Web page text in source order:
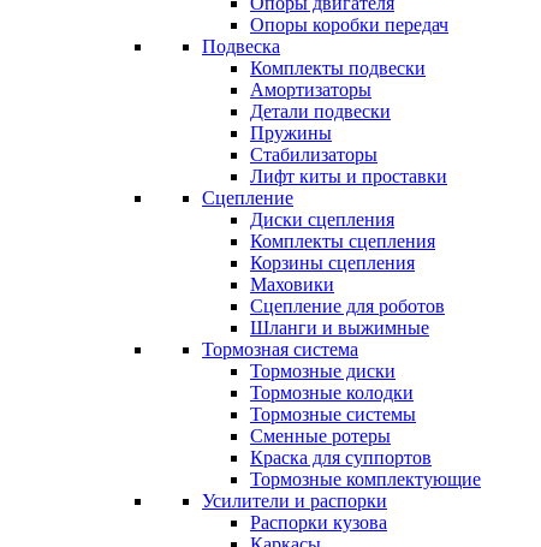
Опоры коробки передач
Подвеска
Комплекты подвески
Амортизаторы
Детали подвески
Пружины
Стабилизаторы
Лифт киты и проставки
Сцепление
Диски сцепления
Комплекты сцепления
Корзины сцепления
Маховики
Сцепление для роботов
Шланги и выжимные
Тормозная система
Тормозные диски
Тормозные колодки
Тормозные системы
Сменные ротеры
Краска для суппортов
Тормозные комплектующие
Усилители и распорки
Распорки кузова